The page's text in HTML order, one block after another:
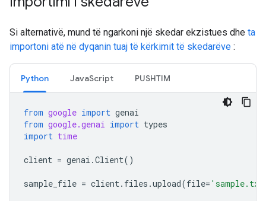
Si alternativë, mund të ngarkoni një skedar ekzistues dhe ta
importoni atë në dyqanin tuaj të kërkimit të skedarëve :
Python JavaScript PUSHTIM
from google import genai
from google.genai import types
import time
client = genai .Client()
sample_file = client. files .upload(file=